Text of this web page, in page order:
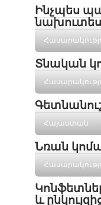
Ինչպես
Տնական
Հայաստան
Նռան
և